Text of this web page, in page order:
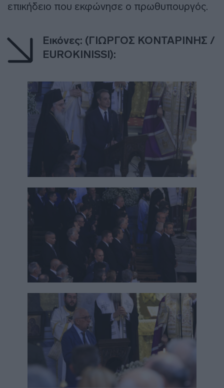
επικήδειο που εκφώνησε ο πρωθυπουργός.
Εικόνες: (ΓΙΩΡΓΟΣ ΚΟΝΤΑΡΙΝΗΣ /
EUROKINISSI):